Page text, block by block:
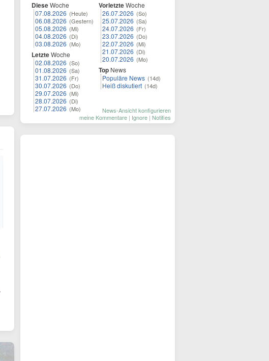
DieseWoche
07.08.2026 (Heute)
06.08.2026 (Gestern)
05.08.2026 (Mi)
04.08.2026 (Di)
03.08.2026 (Mo)
LetzteWoche
02.08.2026 (So)
01.08.2026 (Sa)
31.07.2026 (Fr)
30.07.2026 (Do)
29.07.2026 (Mi)
28.07.2026 (Di)
27.07.2026 (Mo)
VorletzteWoche
26.07.2026 (So)
25.07.2026 (Sa)
24.07.2026 (Fr)
23.07.2026 (Do)
22.07.2026 (Mi)
21.07.2026 (Di)
20.07.2026 (Mo)
Top News
Populäre News (14d)
Heiß diskutiert (14d)
News-Ansicht konfigurieren
meine Kommentare | Ignore | Notifies